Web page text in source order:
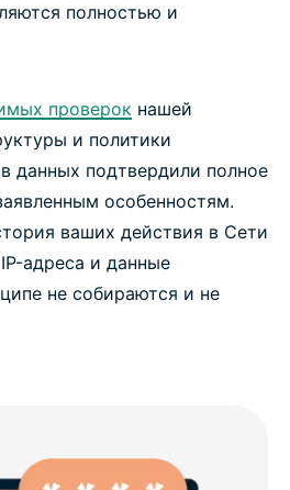
полностью и
проверок нашей
и политики
данных подтвердили полное
особенностям.
ваших действия в Сети
адреса и данные
не собираются и не